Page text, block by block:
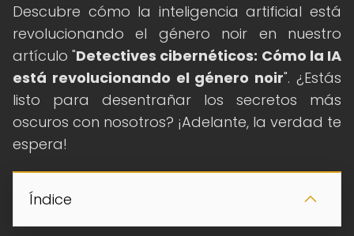
Descubre cómo la inteligencia artificial está
revolucionando el género noir en nuestro
artículo "Detectives cibernéticos: Cómo la IA
está revolucionando el género noir". ¿Estás
listo para desentrañar los secretos más
oscuros con nosotros? ¡Adelante, la verdad te
espera!
Índice